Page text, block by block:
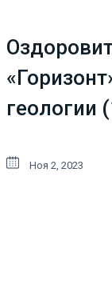
геологии
Ноя 2, 2023